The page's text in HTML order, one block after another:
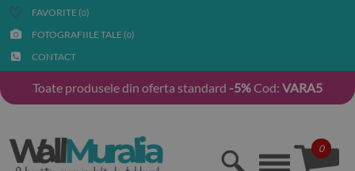
FAVORITE (0)
FOTOGRAFIILE TALE (0)
CONTACT
Toate produsele din oferta standard -5%Cod: VARA5
0